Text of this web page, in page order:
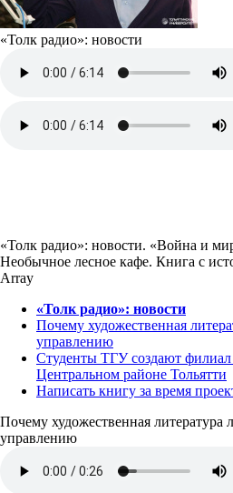
«Толк радио»: новости
«Толк радио»: новости. «Война и
Необычное лесное кафе. Книга с
Array
«Толк радио»: новости
Почему художественная
управлению
Студенты ТГУ создают филиал
Центральном районе Тольятти
Написать книгу за время
Почему художественная литература
управлению